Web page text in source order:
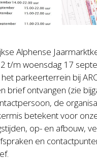
Alphense
t/m woensdag 17
parkeerterrein bij
brief ontvangen (zie
de
betekent voor
op- en afbouw,
en